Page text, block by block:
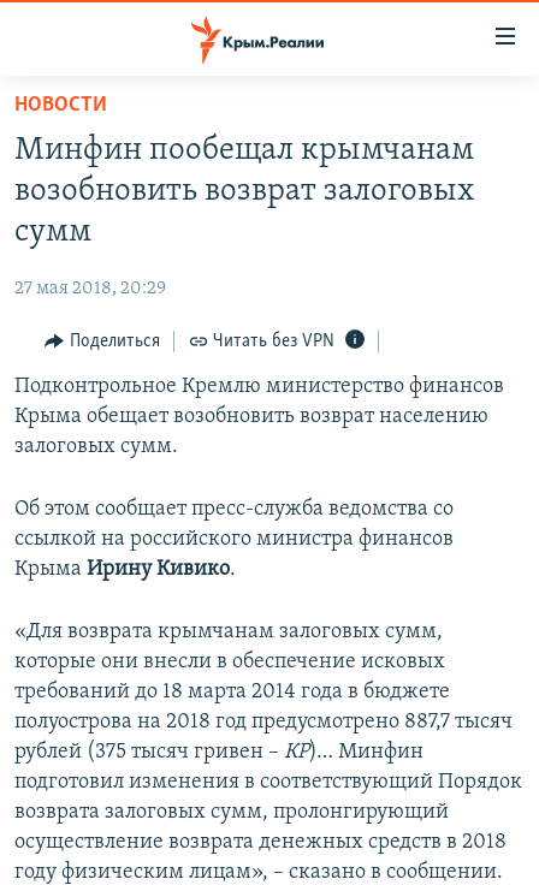
Вернуться
основному
содержанию
главной
Вернутся
поиску
НОВОСТИ
СПЕЦПРОЕКТЫ
11 ЛЕТ ОККУПАЦИИ КРЫМА. 11 ИСТОРИЙ СОПРОТИВЛЕНИЯ
ЕЩЕ
ИНТЕРАКТИВ
ИНФОГРАФИКА
ТЕЛЕПРОЕКТ КРЫМ.РЕАЛИИ
ПРОПАВШИЕ БЕЗ ВЕСТИ
ПОБЕДИТЕЛЕЙ НЕ СУДЯТ?
УКРАИНСКАЯ ПРОБЛЕМА КРЫМА
РАДІО СВОБОДА
КАК ОБОЙТИ БЛОКИРОВКУ
Українською
Qırımtatar
ПРИСОЕДИНЯЙТЕСЬ!
Все сайты RFE/RL
НОВОСТИ
Минфин пообещал крымчанам
возобновить возврат залоговых
сумм
27 мая 2018, 20:29
Поделиться Читать без VPN
Подконтрольное Кремлю министерство финансов
Крыма обещает возобновить возврат населению
залоговых сумм.
Об этом сообщает пресс-служба ведомства со
ссылкой на российского министра финансов
Крыма Ирину Кивико.
«Для возврата крымчанам залоговых сумм,
которые они внесли в обеспечение исковых
требований до 18 марта 2014 года в бюджете
полуострова на 2018 год предусмотрено 887,7 тысяч
рублей (375 тысяч гривен – КР)… Минфин
подготовил изменения в соответствующий Порядок
возврата залоговых сумм, пролонгирующий
осуществление возврата денежных средств в 2018
году физическим лицам», – сказано в сообщении.